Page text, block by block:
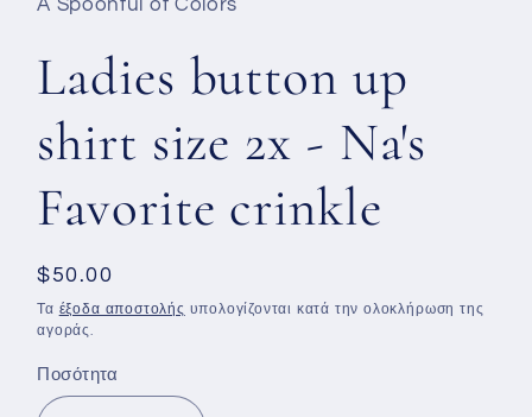
A Spoonful of Colors
Ladies button up
shirt size 2x - Na's
Favorite crinkle
Κανονική
τιμή
$50.00
Τα έξοδα αποστολής υπολογίζονται κατά την ολοκλήρωση της
αγοράς.
Ποσότητα